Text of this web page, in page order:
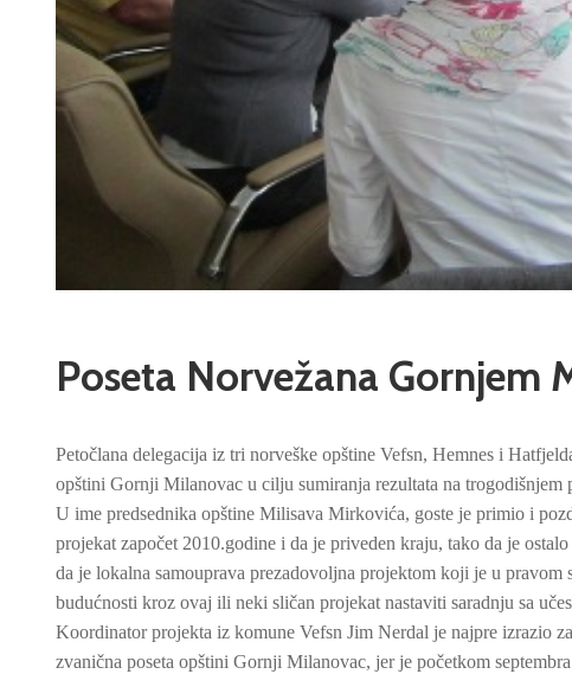
Poseta Norvežana Gornjem
Petočlana delegacija iz tri norveške opštine Vefsn, Hemnes i
opštini Gornji Milanovac u cilju sumiranja rezultata na trogodišnjem
U ime predsednika opštine Milisava Mirkovića, goste je primio i
projekat započet 2010.godine i da je priveden kraju, tako da je
da je lokalna samouprava prezadovoljna projektom koji je u
budućnosti kroz ovaj ili neki sličan projekat nastaviti saradnju sa
Koordinator projekta iz komune Vefsn Jim Nerdal je najpre izrazio
zvanična poseta opštini Gornji Milanovac, jer je početkom